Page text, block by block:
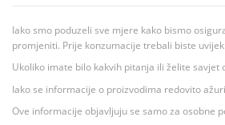
Iako smo poduzeli sve mjere kako bismo
promjeniti. Prije konzumacije trebali biste
Ukoliko imate bilo kakvih pitanja ili želite
Iako se informacije o proizvodima redovito
Ove informacije objavljuju se samo za osobne